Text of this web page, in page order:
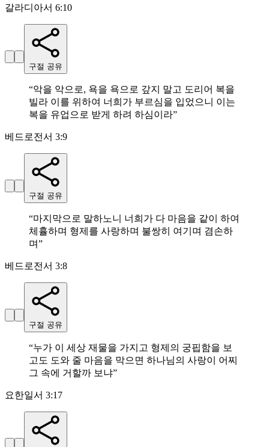
갈라디아서 6:10
구절 공유
“악을 악으로, 욕을 욕으로 갚지 말고 도리어 복을
빌라 이를 위하여 너희가 부르심을 입었으니 이는
복을 유업으로 받게 하려 하심이라”
베드로전서 3:9
구절 공유
“마지막으로 말하노니 너희가 다 마음을 같이 하여
체휼하며 형제를 사랑하며 불쌍히 여기며 겸손하
며”
베드로전서 3:8
구절 공유
“누가 이 세상 재물을 가지고 형제의 궁핍함을 보
고도 도와 줄 마음을 막으면 하나님의 사랑이 어찌
그 속에 거할까 보냐”
요한일서 3:17